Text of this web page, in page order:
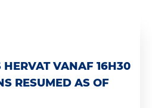
HERVAT VANAF 16H30
RESUMED AS OF